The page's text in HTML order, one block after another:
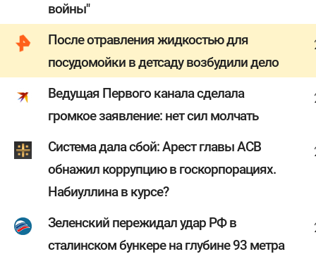
войны"
После отравления жидкостью для
посудомойки в детсаду возбудили дело
Ведущая Первого канала сделала
громкое заявление: нет сил молчать
Система дала сбой: Арест главы АСВ
обнажил коррупцию в госкорпорациях.
Набиуллина в курсе?
Зеленский пережидал удар РФ в
сталинском бункере на глубине 93 метра